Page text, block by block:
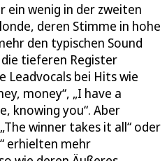
ein wenig in der zweiten
deren Stimme in hohe
den typischen Sound
tieferen Register
Leadvocals bei Hits wie
money“, „I have a
knowing you“. Aber
winner takes it all“ oder
erhielten mehr